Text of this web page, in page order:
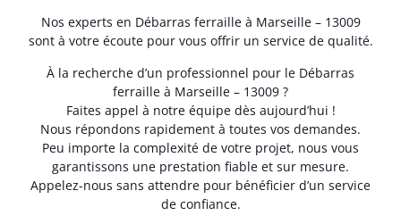
Nos experts en Débarras ferraille à Marseille – 13009
sont à votre écoute pour vous offrir un service de qualité.
À la recherche d’un professionnel pour le Débarras
ferraille à Marseille – 13009 ?
Faites appel à notre équipe dès aujourd’hui !
Nous répondons rapidement à toutes vos demandes.
Peu importe la complexité de votre projet, nous vous
garantissons une prestation fiable et sur mesure.
Appelez-nous sans attendre pour bénéficier d’un service
de confiance.